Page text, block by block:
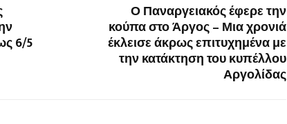
6/5
Ο Παναργειακός έφερε την
κούπα στο Άργος – Μια χρονιά
έκλεισε άκρως επιτυχημένα με
την κατάκτηση του κυπέλλου
Αργολίδας